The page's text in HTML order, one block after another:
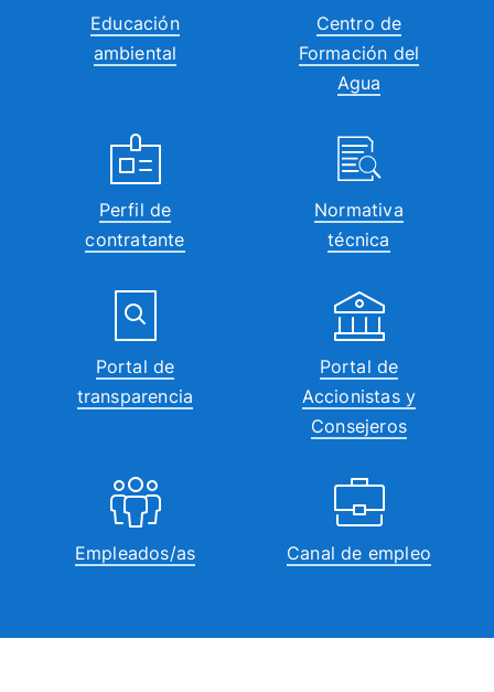
Educación
ambiental
Centro de
Formación del
Agua
Perfil de
contratante
Normativa
técnica
Portal de
transparencia
Portal de
Accionistas y
Consejeros
Empleados/as Canal de empleo